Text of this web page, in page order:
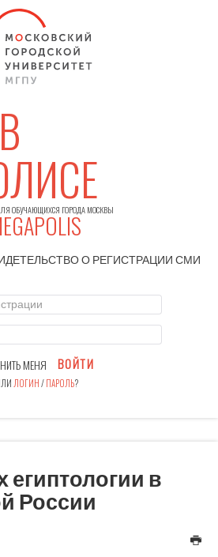
ОБУЧАЮЩИХСЯ ГОРОДА МОСКВЫ
О РЕГИСТРАЦИИСМИ
МЕНЯ ВОЙТИ
ЛОГИН/ПАРОЛЬ?
египтологии в
России